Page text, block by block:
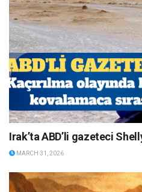
Irak’ta ABD’li gazeteci
MARCH 31, 2026